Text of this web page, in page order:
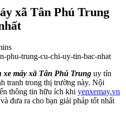
xã Tân Phú Trung
xe máy xã Tân Phú Trung uy tín
tranh trong thị trường này. Nội
thông tin hữu ích khi yenxemay.vn
đưa ra cho bạn giải pháp tốt nhất